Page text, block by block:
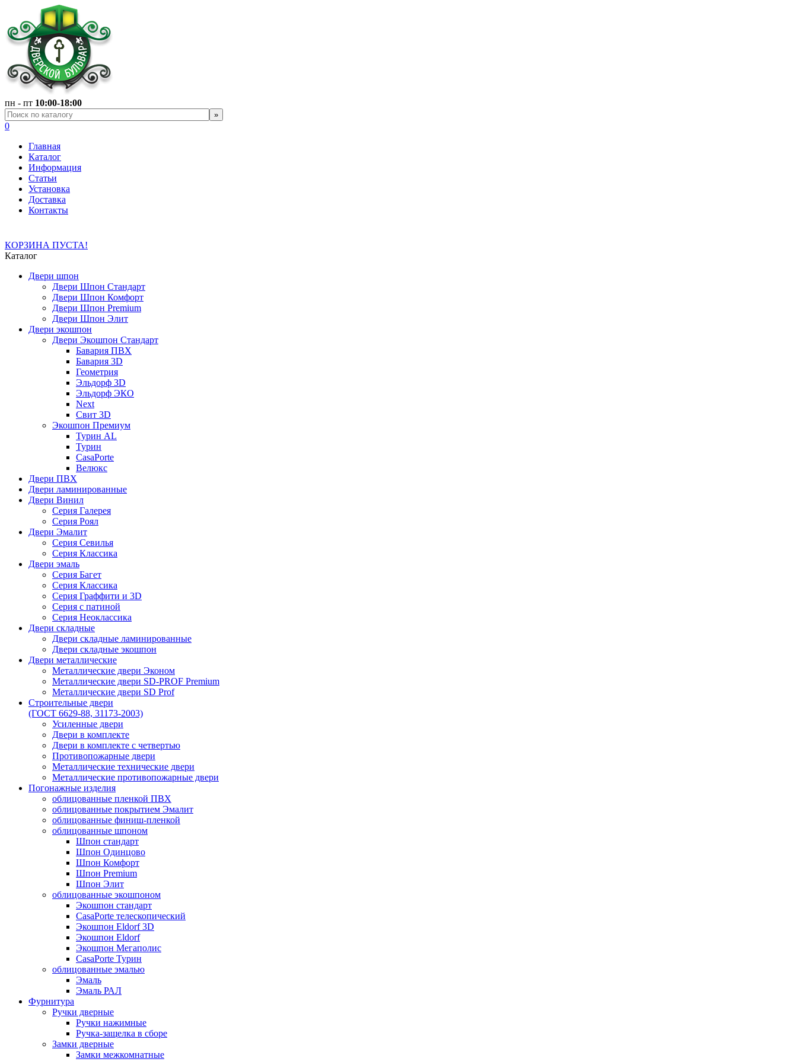
пн - пт 10:00-18:00
0
Главная
Каталог
Информация
Статьи
Установка
Доставка
Контакты
КОРЗИНА ПУСТА!
Каталог
Двери шпон
Двери Шпон Стандарт
Двери Шпон Комфорт
Двери Шпон Premium
Двери Шпон Элит
Двери экошпон
Двери Экошпон Стандарт
Бавария ПВХ
Бавария 3D
Геометрия
Эльдорф 3D
Эльдорф ЭКО
Next
Свит 3D
Экошпон Премиум
Турин AL
Турин
CasaPorte
Велюкс
Двери ПВХ
Двери ламинированные
Двери Винил
Серия Галерея
Серия Роял
Двери Эмалит
Серия Севилья
Серия Классика
Двери эмаль
Серия Багет
Серия Классика
Серия Граффити и 3D
Серия с патиной
Серия Неоклассика
Двери складные
Двери складные ламинированные
Двери складные экошпон
Двери металлические
Металлические двери Эконом
Металлические двери SD-PROF Premium
Металлические двери SD Prof
Строительные двери
(ГОСТ 6629-88, 31173-2003)
Усиленные двери
Двери в комплекте
Двери в комплекте с четвертью
Противопожарные двери
Металлические технические двери
Металлические противопожарные двери
Погонажные изделия
облицованные пленкой ПВХ
облицованные покрытием Эмалит
облицованные финиш-пленкой
облицованные шпоном
Шпон стандарт
Шпон Одинцово
Шпон Комфорт
Шпон Premium
Шпон Элит
облицованные экошпоном
Экошпон стандарт
CasaPorte телескопический
Экошпон Eldorf 3D
Экошпон Eldorf
Экошпон Мегаполис
CasaPorte Турин
облицованные эмалью
Эмаль
Эмаль РАЛ
Фурнитура
Ручки дверные
Ручки нажимные
Ручка-защелка в сборе
Замки дверные
Замки межкомнатные